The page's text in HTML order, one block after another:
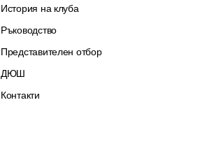
История на клуба
Ръководство
Представителен отбор
ДЮШ
Контакти